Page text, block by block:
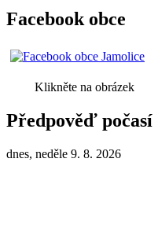
Facebook obce
Klikněte na
Předpověď počasí
dnes, neděle 9. 8. 2026